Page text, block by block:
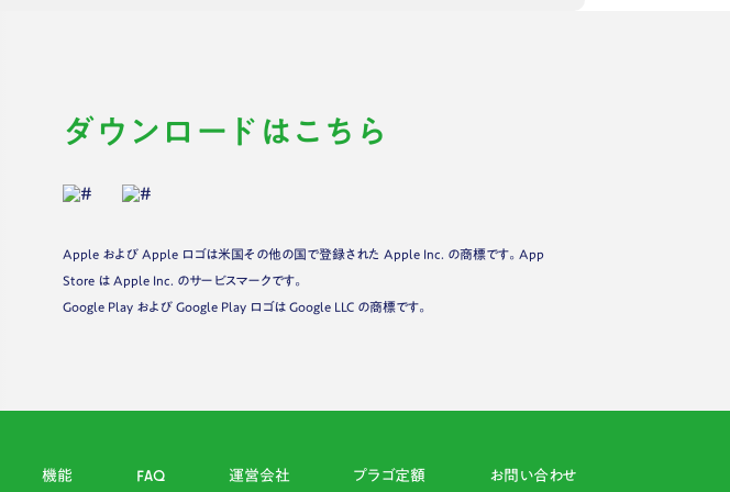
ダウンロードはこちら
Apple および Apple ロゴは米国その他の国で登録された Apple Inc. の商標です。App
Store は Apple Inc. のサービスマークです。
Google Play および Google Play ロゴは Google LLC の商標です。
機能 FAQ 運営会社 プラゴ定額 お問い合わせ